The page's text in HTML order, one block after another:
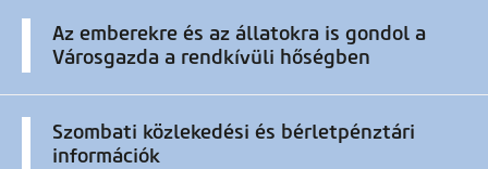
Az emberekre és az állatokra is gondol a
Városgazda a rendkívüli hőségben
Szombati közlekedési és bérletpénztári
információk